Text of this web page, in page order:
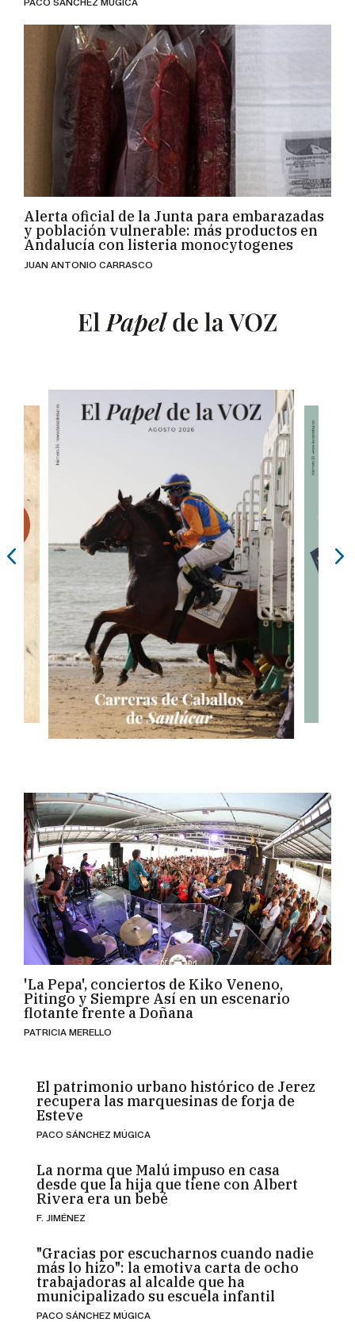
Alerta oficial de la Junta para embarazadas
y población vulnerable: más productos en
Andalucía con listeria monocytogenes
JUAN ANTONIO CARRASCO
'La Pepa', conciertos de Kiko Veneno,
Pitingo y Siempre Así en un escenario
flotante frente a Doñana
PATRICIA MERELLO
El patrimonio urbano histórico de Jerez
recupera las marquesinas de forja de
Esteve
PACO SÁNCHEZ MÚGICA
La norma que Malú impuso en casa
desde que la hija que tiene con Albert
Rivera era un bebé
F. JIMÉNEZ
"Gracias por escucharnos cuando nadie
más lo hizo": la emotiva carta de ocho
trabajadoras al alcalde que ha
municipalizado su escuela infantil
PACO SÁNCHEZ MÚGICA